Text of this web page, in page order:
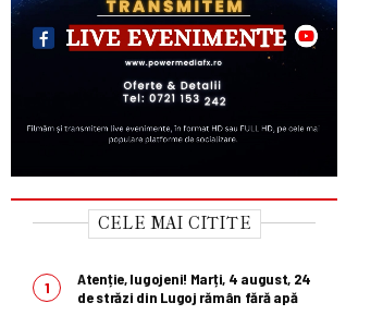
CELE MAI CITITE
Atenție, lugojeni! Marți, 4 august, 24
de străzi din Lugoj rămân fără apă